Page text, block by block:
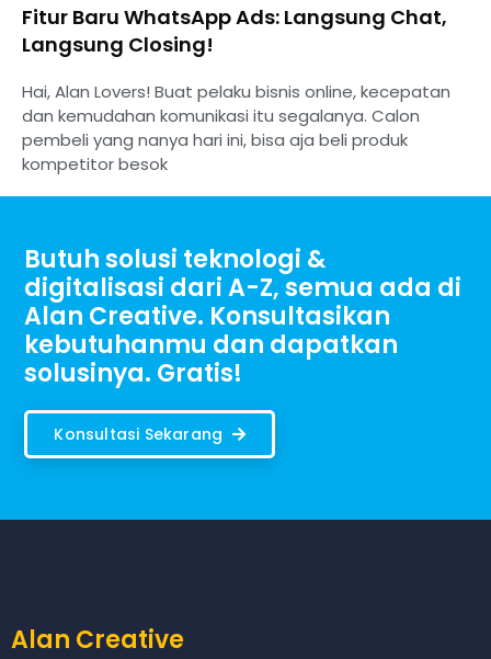
Fitur Baru WhatsApp Ads: Langsung Chat,
Langsung Closing!
Hai, Alan Lovers! Buat pelaku bisnis online, kecepatan
dan kemudahan komunikasi itu segalanya. Calon
pembeli yang nanya hari ini, bisa aja beli produk
kompetitor besok
Butuh solusi teknologi &
digitalisasi dari A-Z, semua ada di
Alan Creative. Konsultasikan
kebutuhanmu dan dapatkan
solusinya. Gratis!
Konsultasi Sekarang
Alan Creative